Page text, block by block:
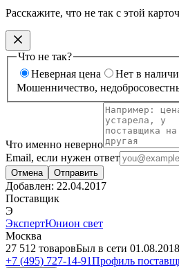
Расскажите, что не так с этой
Что не так?
Неверная цена
Нет в
Мошенничество,
Что именно неверно
Email, если нужен ответ
Отмена Отправить
Добавлен: 22.04.2017
Поставщик
Э
ЭкспертЮнион свет
Москва
27 512 товаровБыл в сети 01.08.2018
+7 (495) 727-14-91Профиль